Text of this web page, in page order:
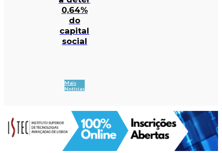
0,64%
do
capital
social
Mais
Notícias